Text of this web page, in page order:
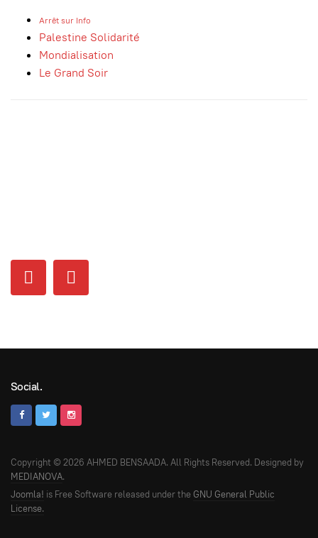
Arrêt sur Info
Palestine Solidarité
Mondialisation
Le Grand Soir
Social.
Copyright © 2026 AHMED BENSAADA. All Rights Reserved. Designed by
MEDIANOVA.
Joomla! is Free Software released under the GNU General Public
License.